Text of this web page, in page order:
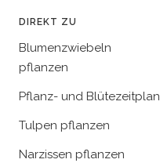
DIREKT ZU
Blumenzwiebeln
pflanzen
Pflanz- und Blütezeitplan
Tulpen pflanzen
Narzissen pflanzen